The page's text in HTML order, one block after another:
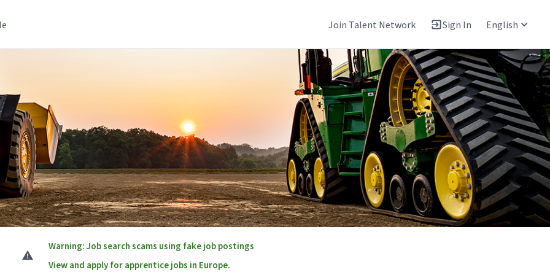
Join Talent Network Sign In English
Warning: Job search scams using fake job postings
View and apply for apprentice jobs in Europe.